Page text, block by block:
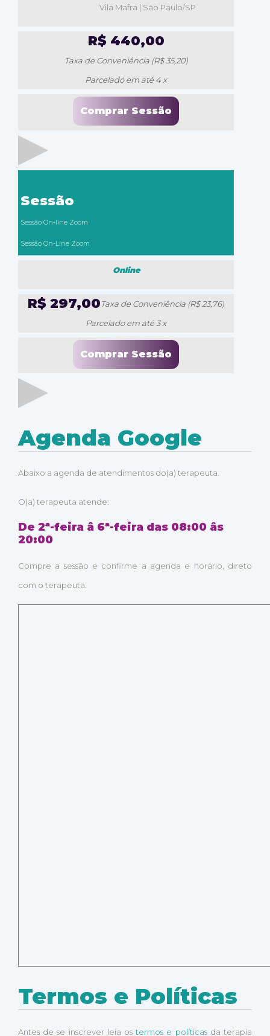
Vila Mafra | São Paulo/SP
R$ 440,00
Taxa de Conveniência (R$ 35,20)
Parcelado em até 4 x
Sessão
Sessão On-line Zoom
Sessão On-Line Zoom
Online
R$ 297,00Taxa de Conveniência (R$ 23,76)
Parcelado em até 3 x
Agenda Google
Abaixo a agenda de atendimentos do(a) terapeuta.
O(a) terapeuta atende:
De 2ª-feira â 6ª-feira das 08:00 âs
20:00
Compre a sessão e confirme a agenda e horário, direto
com o terapeuta.
Termos e Políticas
Antes de se inscrever leia ostermos e políticasda terapia